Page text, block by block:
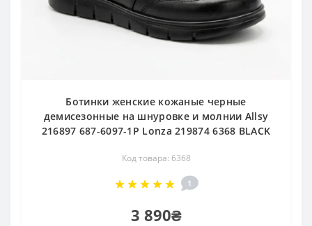
Ботинки женские кожаные черные
демисезонные на шнуровке и молнии Allsy
216897 687-6097-1P Lonza 219874 6368 BLACK
Код товара: 6368
1
3 890₴